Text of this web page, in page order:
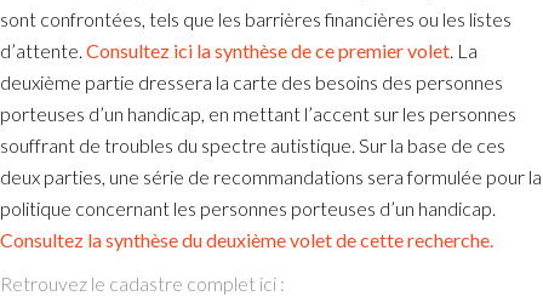
sont confrontées, tels que les barrières financières ou les listes
d’attente. Consultez ici la synthèse de ce premier volet . La
deuxième partie dressera la carte des besoins des personnes
porteuses d’un handicap, en mettant l’accent sur les personnes
souffrant de troubles du spectre autistique. Sur la base de ces
deux parties, une série de recommandations sera formulée pour la
politique concernant les personnes porteuses d’un handicap.
Consultez la synthèse du deuxième volet de cette recherche.
Retrouvez le cadastre complet ici :